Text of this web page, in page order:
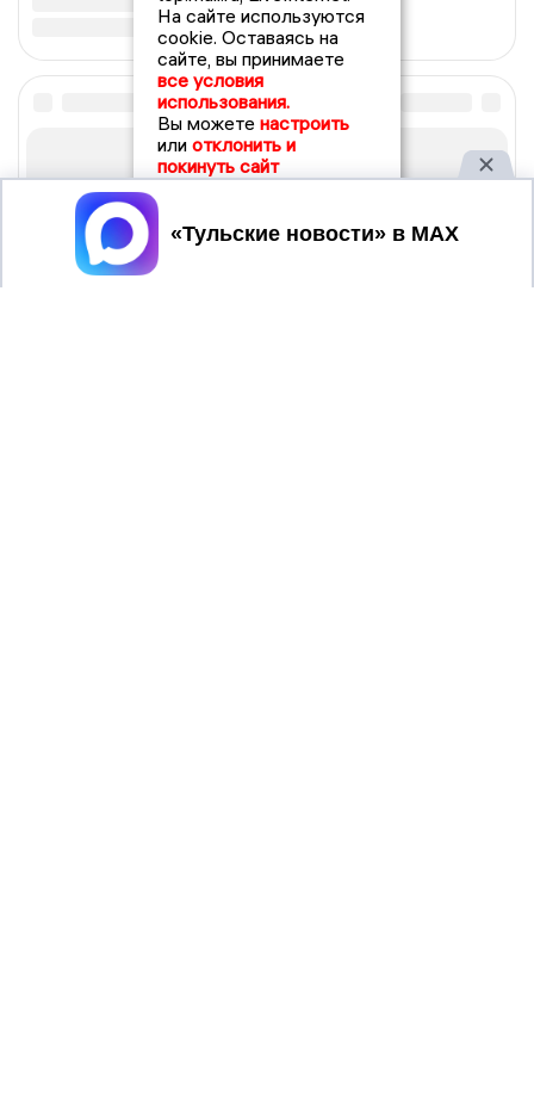
На сайте используются
cookie. Оставаясь на
сайте, вы принимаете
все условия
использования.
Вы можете настроить
или отклонить и
покинуть сайт
Принять